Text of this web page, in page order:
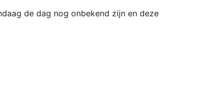
de dag nog onbekend zijn en deze